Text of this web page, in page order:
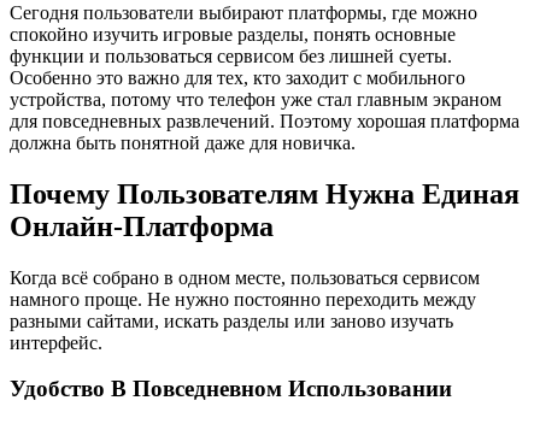
Сегодня пользователи выбирают платформы, где можно
спокойно изучить игровые разделы, понять основные
функции и пользоваться сервисом без лишней суеты.
Особенно это важно для тех, кто заходит с мобильного
устройства, потому что телефон уже стал главным экраном
для повседневных развлечений. Поэтому хорошая платформа
должна быть понятной даже для новичка.
Почему Пользователям Нужна Единая
Онлайн-Платформа
Когда всё собрано в одном месте, пользоваться сервисом
намного проще. Не нужно постоянно переходить между
разными сайтами, искать разделы или заново изучать
интерфейс.
Удобство В Повседневном Использовании